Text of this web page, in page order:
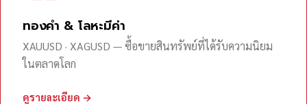
ทองคำ & โลหะมีค่า
XAUUSD · XAGUSD — ซื้อขายสินทรัพย์ที่ได้รับความนิยม
ในตลาดโลก
ดูรายละเอียด →